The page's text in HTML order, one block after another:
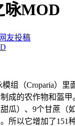
咏MOD
网友投稿
组（Croparia）里
成的农作物和盔
瓜）、9个甘蔗（
所以它增加了151